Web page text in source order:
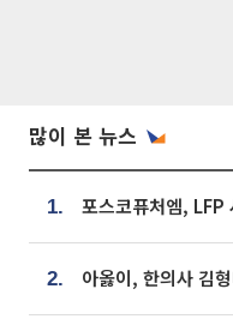
많이 본 뉴스
1.
2.